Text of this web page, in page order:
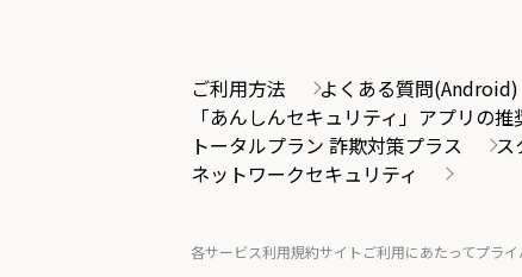
ご利用方法 よくある質問(Android)
「あんしんセキュリティ」アプリの推
トータルプラン 詐欺対策プラス
ス
ネットワークセキュリティ
各サービス利用規約サイトご利用にあたってプラ